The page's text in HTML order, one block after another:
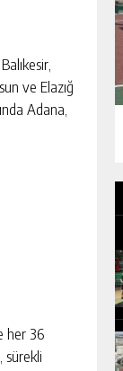
ve Elazığ
Adana,
her 36
sürekli